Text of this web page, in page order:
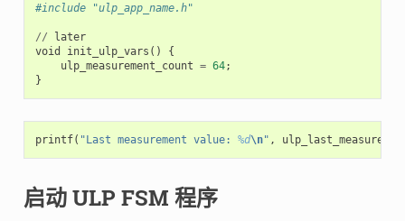
#include "ulp_app_name.h"
//
later
void
init_ulp_vars ()
{
ulp_measurement_count = 64;
}
printf( "Last measurement value: %d\n" ,
启动 ULP FSM 程序